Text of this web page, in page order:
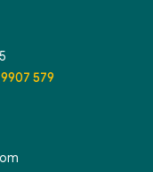
579